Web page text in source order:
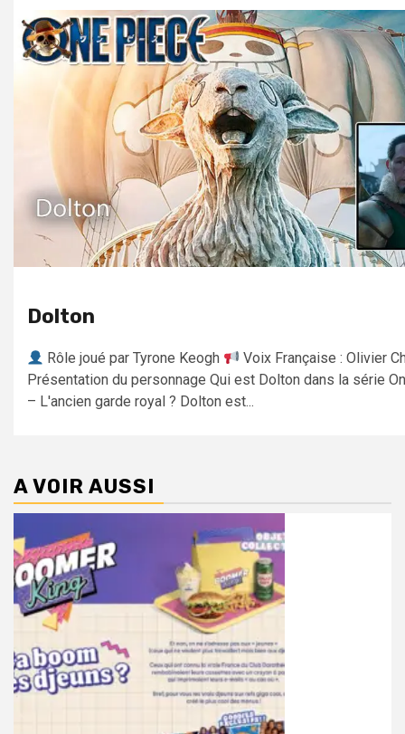
Dolton
Rôle joué par Tyrone Keogh
Voix Française : Olivier
Présentation du personnage Qui est Dolton dans la série
– L'ancien garde royal ? Dolton est...
A VOIR AUSSI